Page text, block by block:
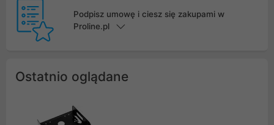
Podpisz umowę i ciesz się zakupami w
Proline.pl
Ostatnio oglądane